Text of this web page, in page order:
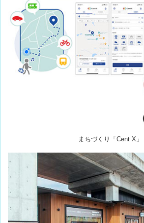
まちづくり「Cent X」